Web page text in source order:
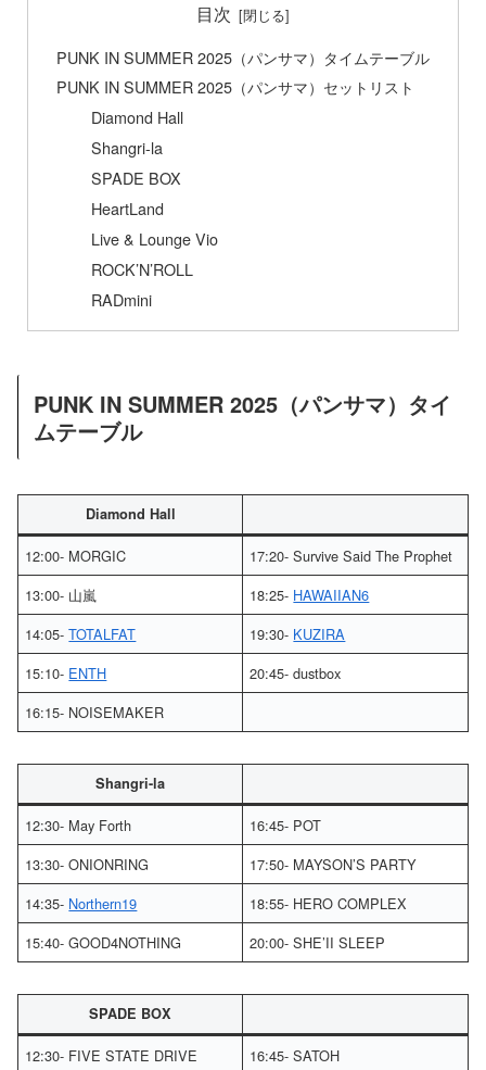
目次
PUNK IN SUMMER 2025（パンサマ）タイムテーブル
PUNK IN SUMMER 2025（パンサマ）セットリスト
Diamond Hall
Shangri-la
SPADE BOX
HeartLand
Live & Lounge Vio
ROCK’N’ROLL
RADmini
PUNK IN SUMMER 2025（パンサマ）タイ
ムテーブル
Diamond Hall
12:00- MORGIC
17:20- Survive Said The Prophet
13:00- 山嵐
18:25- HAWAIIAN6
14:05-TOTALFAT 19:30- KUZIRA
15:10- ENTH
20:45- dustbox
16:15- NOISEMAKER
Shangri-la
12:30- May Forth
16:45- POT
13:30- ONIONRING
17:50- MAYSON’S PARTY
14:35- Northern19
18:55- HERO COMPLEX
15:40- GOOD4NOTHING
20:00- SHE’II SLEEP
SPADE BOX
12:30- FIVE STATE DRIVE 16:45- SATOH